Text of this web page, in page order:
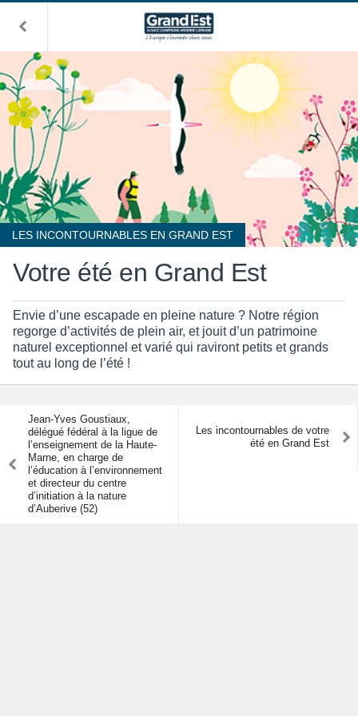
LES INCONTOURNABLES EN GRAND EST
Votre été en Grand Est
Envie d’une escapade en pleine nature ? Notre région
regorge d’activités de plein air, et jouit d’un patrimoine
naturel exceptionnel et varié qui raviront petits et grands
tout au long de l’été !
Jean-Yves Goustiaux,
délégué fédéral à la ligue de
l’enseignement de la Haute-
Marne, en charge de
l’éducation à l’environnement
et directeur du centre
d’initiation à la nature
d’Auberive (52)
Les incontournables de votre
été en Grand Est